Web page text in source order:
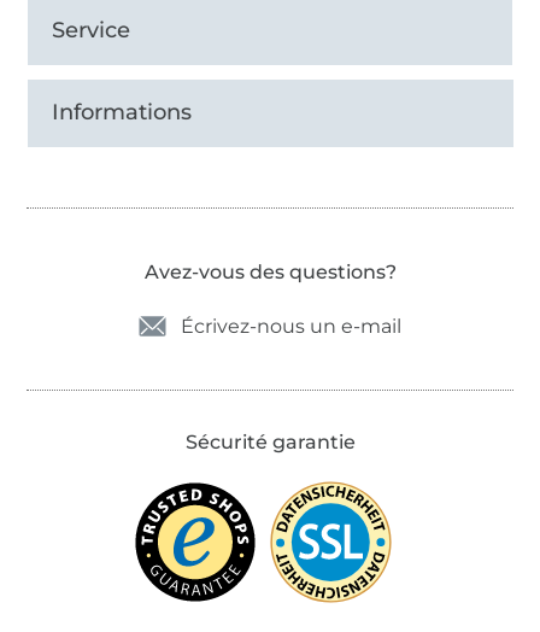
Service
Informations
Avez-vous des questions?
Écrivez-nous un e-mail
Sécurité garantie